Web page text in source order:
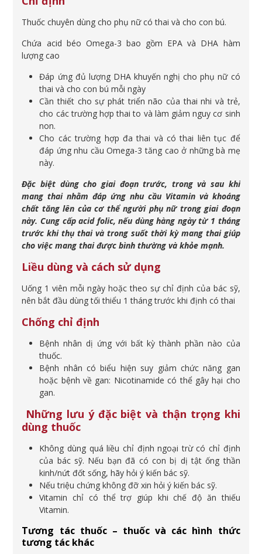
Thuốc chuyên dùng cho phụ nữ có thai và cho con bú.
Chứa acid béo Omega-3 bao gồm EPA và DHA hàm
lượng cao
Đáp ứng đủ lượng DHA khuyến nghị cho phụ nữ có
thai và cho con bú mỗi ngày
Cần thiết cho sự phát triển não của thai nhi và trẻ,
cho các trường hợp thai to và làm giảm nguy cơ sinh
non.
Cho các trường hợp đa thai và có thai liên tục để
đáp ứng nhu cầu Omega-3 tăng cao ở những bà mẹ
này.
Đặc biệt dùng cho giai đoạn trước, trong và sau khi
mang thai nhằm đáp ứng nhu cầu Vitamin và khoáng
chất tăng lên của cơ thể người phụ nữ trong giai đoạn
này. Cung cấp acid folic, nếu dùng hàng ngày từ 1 tháng
trước khi thụ thai và trong suốt thời kỳ mang thai giúp
cho việc mang thai được bình thường và khỏe mạnh.
Liều dùng và cách sử dụng
Uống 1 viên mỗi ngày hoặc theo sự chỉ định của bác sỹ,
nên bắt đầu dùng tối thiểu 1 tháng trước khi định có thai
Chống chỉ định
Bệnh nhân dị ứng với bất kỳ thành phần nào của
thuốc.
Bệnh nhân có biểu hiện suy giảm chức năng gan
hoặc bệnh về gan: Nicotinamide có thể gây hại cho
gan.
Những lưu ý đặc biệt và thận trọng khi
dùng thuốc
Không dùng quá liều chỉ định ngoại trừ có chỉ định
của bác sỹ. Nếu bạn đã có con bị dị tật ống thần
kinh/nứt đốt sống, hãy hỏi ý kiến bác sỹ.
Nếu triệu chứng không đỡ xin hỏi ý kiến bác sỹ.
Vitamin chỉ có thể trợ giúp khi chế độ ăn thiếu
Vitamin.
Tương tác thuốc – thuốc và các hình thức
tương tác khác